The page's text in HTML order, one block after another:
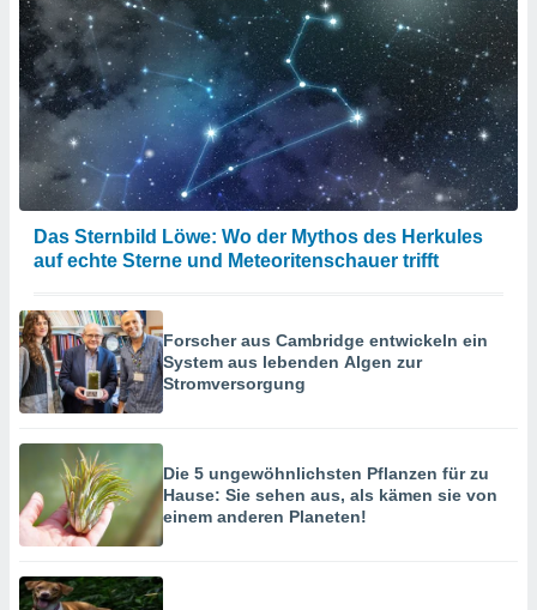
Das Sternbild Löwe: Wo der Mythos des Herkules
auf echte Sterne und Meteoritenschauer trifft
Forscher aus Cambridge entwickeln ein
System aus lebenden Algen zur
Stromversorgung
Die 5 ungewöhnlichsten Pflanzen für zu
Hause: Sie sehen aus, als kämen sie von
einem anderen Planeten!